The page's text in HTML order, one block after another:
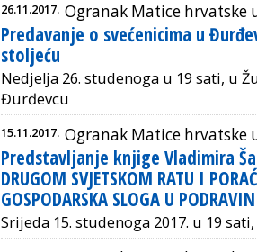
26.11.2017. Ogranak Matice hrvatske
Predavanje o svećenicima u
stoljeću
Nedjelja 26. studenoga u 19 sati, u
Đurđevcu
15.11.2017. Ogranak Matice hrvatske
Predstavljanje knjige Vladimira
DRUGOM SVJETSKOM RATU I
GOSPODARSKA SLOGA U
Srijeda 15. studenoga 2017. u 19